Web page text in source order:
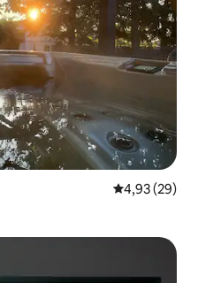
Gemiddelde
4,93 (29)